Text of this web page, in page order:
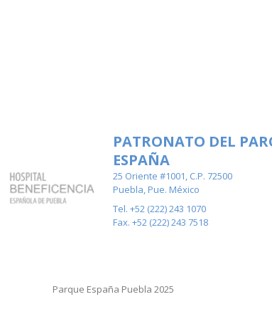
PATRONATO DEL
ESPAÑA
25 Oriente #1001, C.P. 72500
Puebla, Pue. México
Tel. +52 (222) 243 1070
Fax. +52 (222) 243 7518
Parque España Puebla 2025